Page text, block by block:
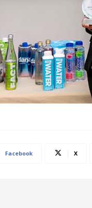
Facebook X